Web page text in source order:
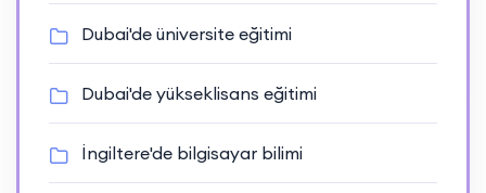
Dubai'de üniversite eğitimi
Dubai'de yükseklisans eğitimi
İngiltere'de bilgisayar bilimi